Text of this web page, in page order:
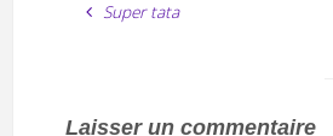
Super tata
Laisser un commentaire